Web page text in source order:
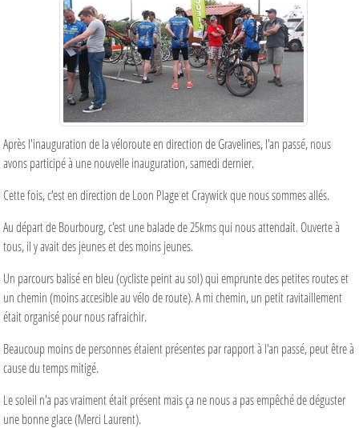
Après l'inauguration de la véloroute en direction de Gravelines, l'an passé, nous
avons participé à une nouvelle inauguration, samedi dernier.
Cette fois, c'est en direction de Loon Plage et Craywick que nous sommes allés.
Au départ de Bourbourg, c'est une balade de 25kms qui nous attendait. Ouverte à
tous, il y avait des jeunes et des moins jeunes.
Un parcours balisé en bleu (cycliste peint au sol) qui emprunte des petites routes et
un chemin (moins accesible au vélo de route). A mi chemin, un petit ravitaillement
était organisé pour nous rafraichir.
Beaucoup moins de personnes étaient présentes par rapport à l'an passé, peut être à
cause du temps mitigé.
Le soleil n'a pas vraiment était présent mais ça ne nous a pas empêché de déguster
une bonne glace (Merci Laurent).